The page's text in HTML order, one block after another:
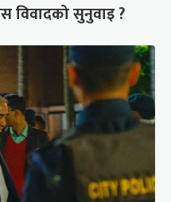
विवादको सुनुवाइ ?